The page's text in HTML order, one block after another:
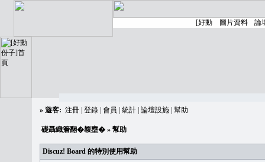
» 遊客: 注冊 登錄 會員 統計 論壇設施 幫助
礎聶織簷翻�䪖壅� » 幫助
Discuz! Board 的特別使用幫助